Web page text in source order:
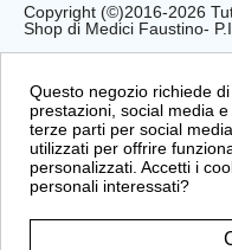
Copyright (©)2016-2026
Shop di Medici Faustino-
Questo negozio richiede
prestazioni, social media
terze parti per social
utilizzati per offrire
personalizzati. Accetti i
personali interessati?